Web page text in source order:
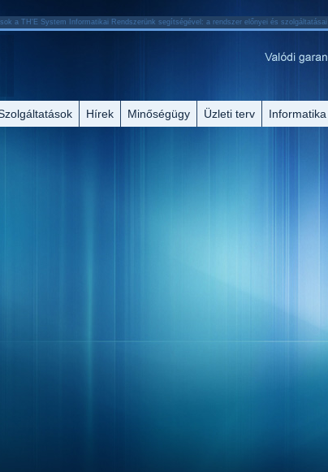
a TH'E System Informatikai Rendszerünk segítségével: a rendszer előnyei és szolgáltatásai
Hírek Minőségügy Üzleti terv Informatika